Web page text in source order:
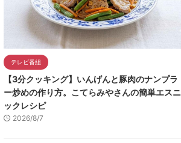
テレビ番組
【3分クッキング】いんげんと豚肉のナンプラ
ー炒めの作り方。こてらみやさんの簡単エスニ
ックレシピ
2026/8/7